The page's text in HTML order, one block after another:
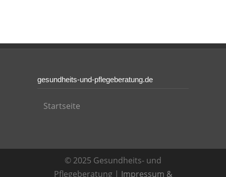
gesundheits-und-pflegeberatung.de
Startseite
© 2025 Gesundheits- und
Pflegeberatung | Impressum &